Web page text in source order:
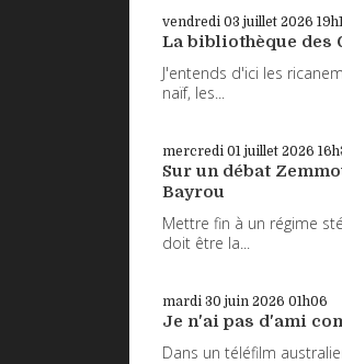
vendredi 03 juillet 2026
La bibliothèque des
J'entends d'ici les
naïf, les...
mercredi 01 juillet 2026
Sur un débat
Bayrou
Mettre fin à un régime
doit être la...
mardi 30 juin 2026 01h06
Je n'ai pas d'ami
Dans un téléfilm